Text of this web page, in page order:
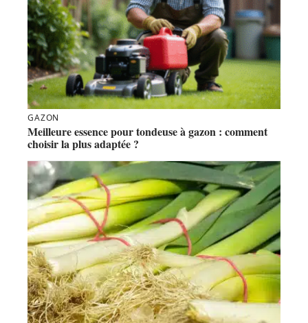
GAZON
Meilleure essence pour tondeuse à gazon : comment
choisir la plus adaptée ?